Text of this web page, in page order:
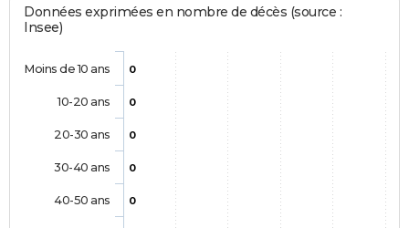
Données exprimées en nombre de décès (source :
Insee)
0
0
0
0
0
Moins de 10 ans
10-20 ans
20-30 ans
30-40 ans
40-50 ans